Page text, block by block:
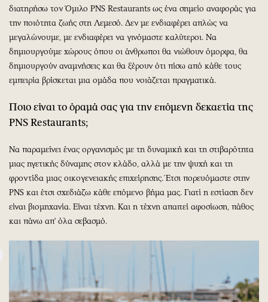
διατηρήσω τον Όμιλο PNS Restaurants ως ένα σημείο αναφοράς για
την ποιότητα ζωής στη Λεμεσό. Δεν με ενδιαφέρει απλώς να
μεγαλώνουμε, με ενδιαφέρει να γινόμαστε καλύτεροι. Να
δημιουργούμε χώρους όπου οι άνθρωποι θα νιώθουν όμορφα, θα
δημιουργούν αναμνήσεις και θα ξέρουν ότι πίσω από κάθε τους
εμπειρία βρίσκεται μια ομάδα που νοιάζεται πραγματικά.
Ποιο είναι το όραμά σας για την επόμενη δεκαετία της
PNS Restaurants;
Να παραμείνει ένας οργανισμός με τη δυναμική και τη στιβαρότητα
μιας ηγετικής δύναμης στον κλάδο, αλλά με την ψυχή και τη
φροντίδα μιας οικογενειακής επιχείρησης. Έτσι πορευόμαστε στην
PNS και έτσι σχεδιάζω κάθε επόμενο βήμα μας. Γιατί η εστίαση δεν
είναι βιομηχανία. Είναι τέχνη. Και η τέχνη απαιτεί αφοσίωση, πάθος
και πάνω απ' όλα σεβασμό.